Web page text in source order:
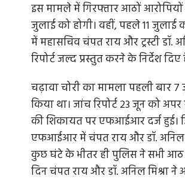
इस मामले में गिरफ्तार आठों
जुलाई को होगी। वहीं, पहले 11
में महासचिव चंपत राय और ट्रस्टी डॉ.
रिपोर्ट जल्द प्रस्तुत करने के निर्देश दिए
चढ़ावा चोरी का मामला पहली बार
किया था। जांच रिपोर्ट 23 जून को
की शिकायत पर एफआईआर दर्ज हुई।
एफआईआर में चंपत राय और डॉ. अनिल
कुछ घंटे के भीतर ही पुलिस ने सभी आठ
दिन चंपत राय और डॉ. अनिल मिश्रा